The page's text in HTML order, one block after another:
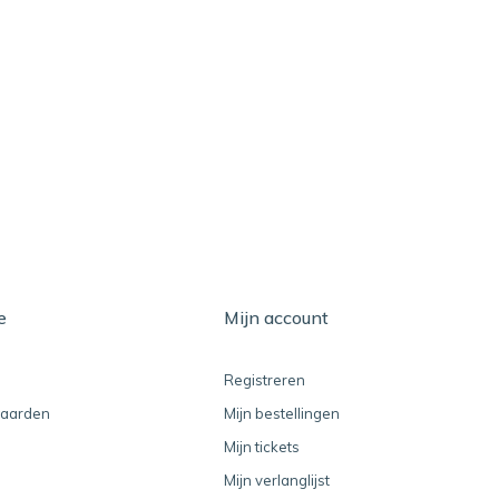
Mijn account
Registreren
Mijn bestellingen
Mijn tickets
Mijn verlanglijst